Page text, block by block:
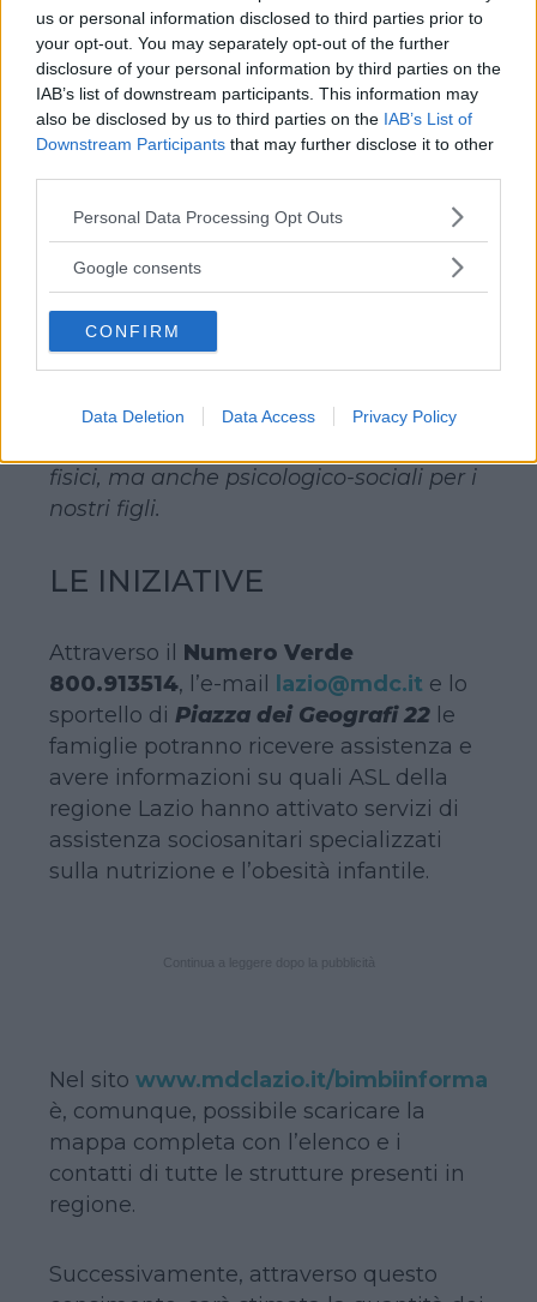
us or personal information disclosed to third parties prior to
your opt-out. You may separately opt-out of the further
disclosure of your personal information by third parties on the
IAB’s list of downstream participants. This information may
also be disclosed by us to third parties on the IAB’s List of
Downstream Participants that may further disclose it to other
Please note that this website/app uses one or more Google
not limited to your visit or usage behaviour. You may click to
use your data for below specified purposes in below Google
consent section.
Personal Data Processing Opt Outs
Google consents
CONFIRM
Data Deletion Data Access Privacy Policy
consumatori un corretto stile di vita
alimentare. Anche il mercato non aiuta
le famiglie, offrendo una serie di
prodotti poco salutari, come merendine
grasse, cibi pronti…, resi ancora più
accattivanti dagli spot pubblicitari
durante i programmi per ragazzi.
ConBimbi InForma
sostegno utile ai genitori, il cui ruolo è
bisogna dimenticare che l’obesità
fisici, ma anche psicologico-sociali per i
nostri figli.
LE INIZIATIVE
Attraverso il Numero Verde
800.913514, l’e-mail lazio@mdc.it e lo
sportello di Piazza dei Geografi 22le
famiglie potranno ricevere assistenza e
avere informazioni su quali ASL della
regione Lazio hanno attivato servizi di
assistenza sociosanitari specializzati
sulla nutrizione e l’obesità infantile.
Nel sito www.mdclazio.it/bimbiinforma
è, comunque, possibile scaricare la
mappa completa con l’elenco e i
contatti di tutte le strutture presenti in
regione.
Successivamente, attraverso questo